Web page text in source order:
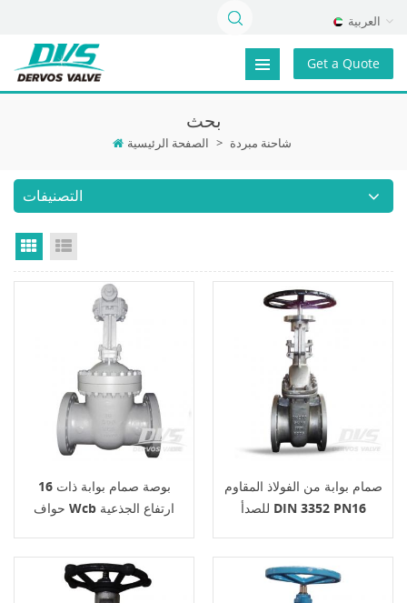
العربية
Get a Quote
بحث
الصفحة الرئيسية > شاحنة مبردة
التصنيفات
Grid View
16 بوصة صمام بوابة ذات
حواف Wcb ارتفاع الجذعية
صمام بوابة من الفولاذ المقاوم
للصدأ DIN 3352 PN16